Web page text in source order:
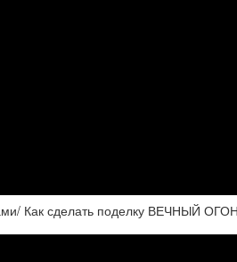
Как сделать поделку ВЕЧНЫЙ